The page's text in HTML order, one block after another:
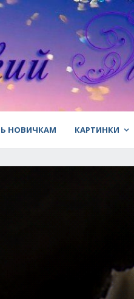
НОВИЧКАМ КАРТИНКИ